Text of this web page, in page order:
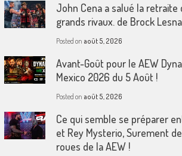
John Cena a salué la retraite
grands rivaux. de Brock
Posted on août 5, 2026
Avant-Goût pour le AEW
Mexico 2026 du 5 Août !
Posted on août 5, 2026
Ce qui semble se préparer
et Rey Mysterio, Surement
roues de la AEW !